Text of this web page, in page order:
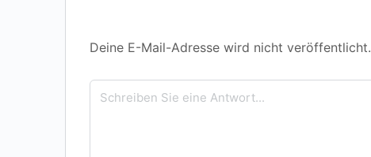
Deine E-Mail-Adresse wird nicht veröffentlicht.